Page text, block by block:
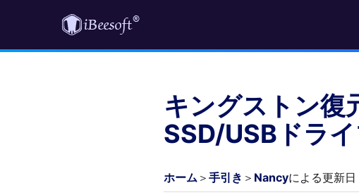
キングストン復
SSD/USBドラ
ホーム ＞ 手引き ＞ Nancyによる更新